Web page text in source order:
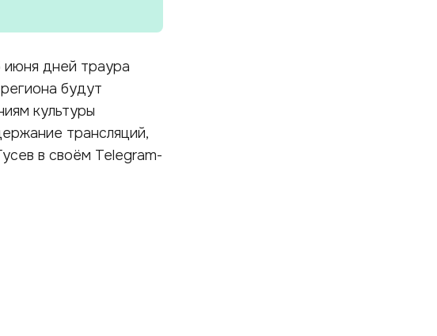
июня дней траура
будут
культуры
трансляций,
в своём Telegram-